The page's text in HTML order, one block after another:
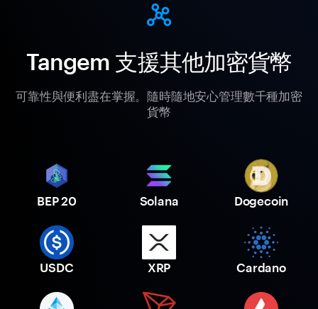
Tangem 支援其他加密貨幣
可靠性與便利盡在掌握。隨時隨地安心管理數千種加密
貨幣
BEP 20 Solana Dogecoin
USDC XRP Cardano